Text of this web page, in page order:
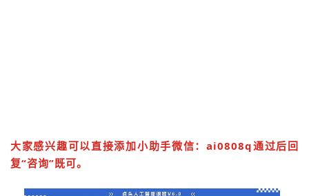
大家感兴趣可以直接添加小助手微信：ai0808q通过后回
复“咨询”既可。